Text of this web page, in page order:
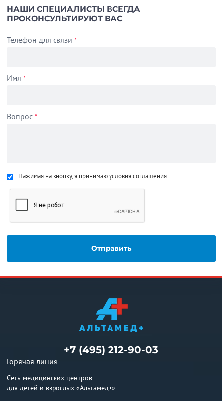
НАШИ СПЕЦИАЛИСТЫ ВСЕГДА
ПРОКОНСУЛЬТИРУЮТ ВАС
Телефон для связи *
Имя *
Вопрос *
Нажимая на кнопку, я принимаю условия соглашения.
+7 (495) 212-90-03
Горячая линия
Сеть медицинских центров
для детей и взрослых «Альтамед+»